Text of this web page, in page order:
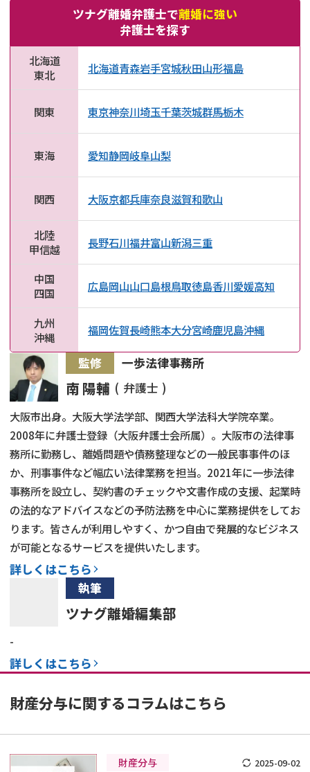
ツナグ離婚弁護士で離婚に強い
弁護士を探す
北海道
東北
北海道青森岩手宮城秋田山形福島
関東 東京神奈川埼玉千葉茨城群馬栃木
東海 愛知静岡岐阜山梨
関西 大阪京都兵庫奈良滋賀和歌山
北陸
甲信越
長野石川福井富山新潟三重
中国
四国
広島岡山山口島根鳥取徳島香川愛媛高知
九州
沖縄
福岡佐賀長崎熊本大分宮崎鹿児島沖縄
監修 一歩法律事務所
南 陽輔 弁護士
詳しくはこちら
大阪市出身。大阪大学法学部、関西大学法科大学院卒業。
2008年に弁護士登録（大阪弁護士会所属）。大阪市の法律事
務所に勤務し、離婚問題や債務整理などの一般民事事件のほ
か、刑事事件など幅広い法律業務を担当。2021年に一歩法律
事務所を設立し、契約書のチェックや文書作成の支援、起業時
の法的なアドバイスなどの予防法務を中心に業務提供をしてお
ります。皆さんが利用しやすく、かつ自由で発展的なビジネス
が可能となるサービスを提供いたします。
執筆
ツナグ離婚編集部
詳しくはこちら
-
財産分与に関するコラムはこちら
財産分与 2025-09-02